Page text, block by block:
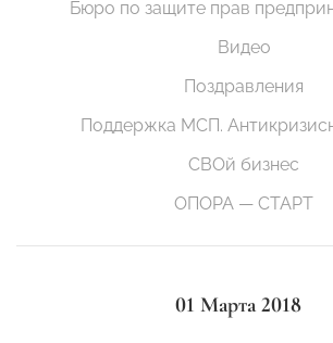
Бюро по защите прав
Видео
Поздравления
Поддержка МСП.
СВОй бизнес
ОПОРА — СТАРТ
01 Марта 2018